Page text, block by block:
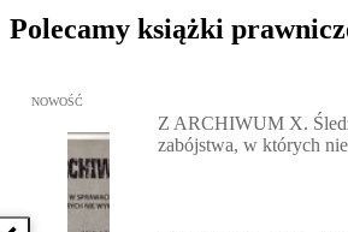
Polecamy książki
Przejdź do: Z ARCHIWUM X. Śledztwa
NOWOŚĆ
Z ARCHIWUM X.
zabójstwa, w których